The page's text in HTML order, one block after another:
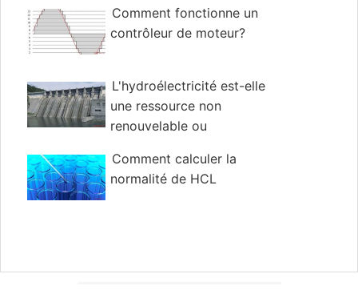
Comment fonctionne un
contrôleur de moteur?
L'hydroélectricité est-elle
une ressource non
renouvelable ou
Comment calculer la
normalité de HCL